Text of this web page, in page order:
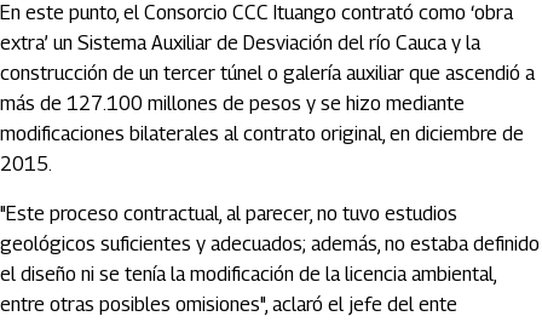
En este punto, el Consorcio CCC Ituango contrató como ‘obra
extra’ un Sistema Auxiliar de Desviación del río Cauca y la
construcción de un tercer túnel o galería auxiliar que ascendió a
más de 127.100 millones de pesos y se hizo mediante
modificaciones bilaterales al contrato original, en diciembre de
2015.
"Este proceso contractual, al parecer, no tuvo estudios
geológicos suficientes y adecuados; además, no estaba definido
el diseño ni se tenía la modificación de la licencia ambiental,
entre otras posibles omisiones", aclaró el jefe del ente